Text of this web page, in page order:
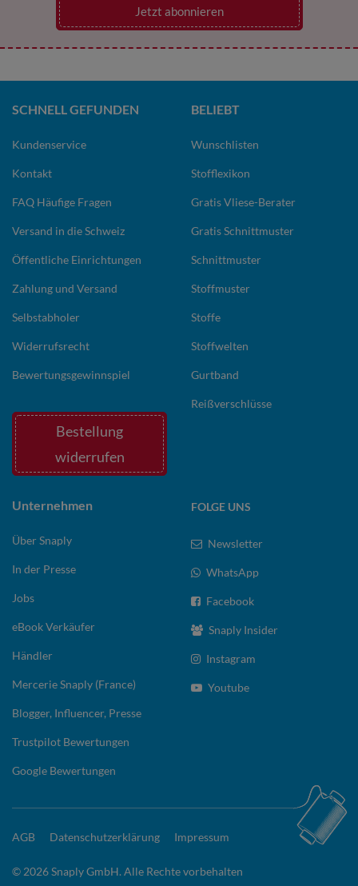
Jetzt abonnieren
SCHNELL GEFUNDEN
Kundenservice
Kontakt
FAQ Häufige Fragen
Versand in die Schweiz
Öffentliche Einrichtungen
Zahlung und Versand
Selbstabholer
Widerrufsrecht
Bewertungsgewinnspiel
Bestellung
widerrufen
BELIEBT
Wunschlisten
Stofflexikon
Gratis Vliese-Berater
Gratis Schnittmuster
Schnittmuster
Stoffmuster
Stoffe
Stoffwelten
Gurtband
Reißverschlüsse
Unternehmen
Über Snaply
In der Presse
Jobs
eBook Verkäufer
Händler
Mercerie Snaply (France)
Blogger, Influencer, Presse
Trustpilot Bewertungen
Google Bewertungen
FOLGE UNS
Newsletter
WhatsApp
Facebook
Snaply Insider
Instagram
Youtube
AGB Datenschutzerklärung Impressum
© 2026 Snaply GmbH. Alle Rechte vorbehalten